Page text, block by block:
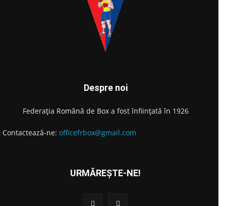
Despre noi
Federația Română de Box a fost înființată în 1926
Contactează-ne: officefrbox@gmail.com
URMĂREȘTE-NE!